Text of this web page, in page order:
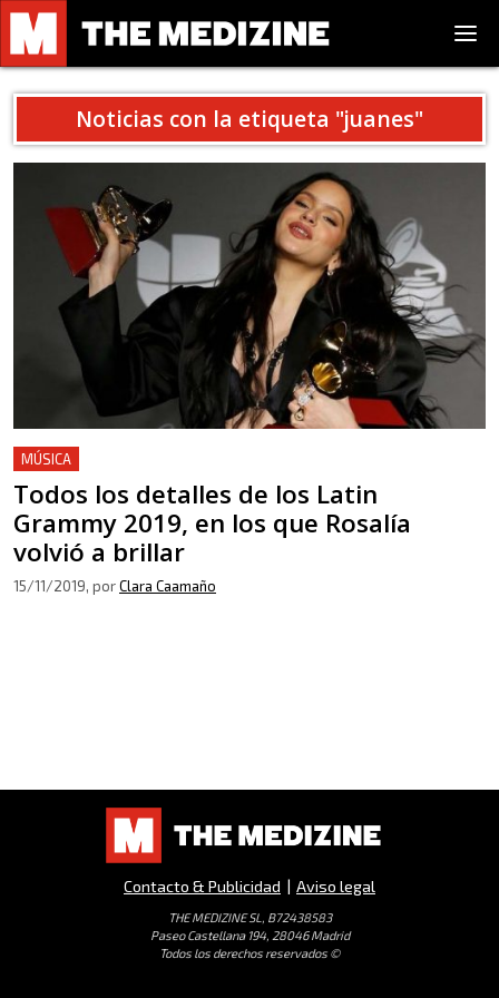
Noticias con la etiqueta "juanes"
MÚSICA
Todos los detalles de los Latin
Grammy 2019, en los que Rosalía
volvió a brillar
15/11/2019, porClara Caamaño
Contacto & Publicidad | Aviso legal
THE MEDIZINE SL, B72438583
Paseo Castellana 194, 28046 Madrid
Todos los derechos reservados ©